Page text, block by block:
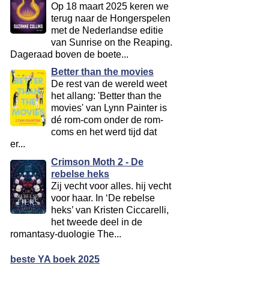
Op 18 maart 2025 keren we
terug naar de Hongerspelen
met de Nederlandse editie
van Sunrise on the Reaping.
Dageraad boven de boete...
Better than the movies
De rest van de wereld weet
het allang: 'Better than the
movies' van Lynn Painter is
dé rom-com onder de rom-
coms en het werd tijd dat
er...
Crimson Moth 2 - De
rebelse heks
Zij vecht voor alles. hij vecht
voor haar. In ‘De rebelse
heks’ van Kristen Ciccarelli,
het tweede deel in de
romantasy-duologie The...
beste YA boek 2025